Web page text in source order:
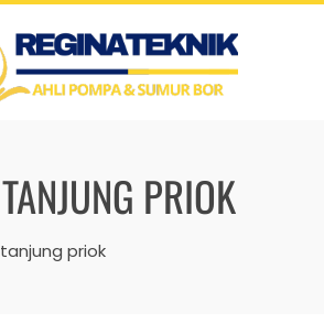
TANJUNG PRIOK
tanjung priok